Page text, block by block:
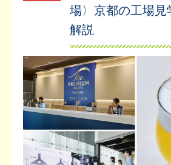
場〉京都の工場
解説